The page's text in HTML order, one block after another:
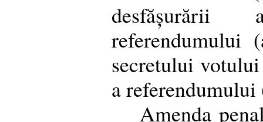
referendumului
secretului
a
Amenda